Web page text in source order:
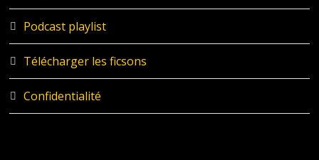
Podcast playlist
Télécharger les ficsons
Confidentialité